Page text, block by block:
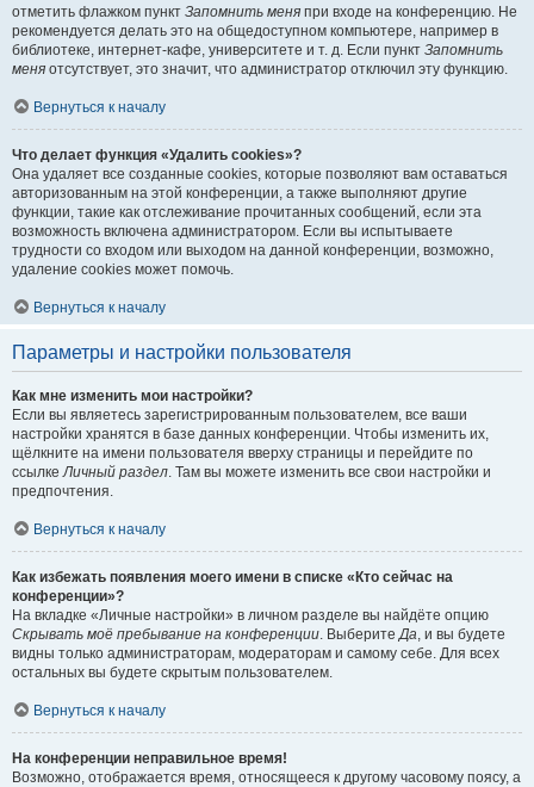
отметить флажком пункт Запомнить меня при входе на конференцию. Не
рекомендуется делать это на общедоступном компьютере, например в
библиотеке, интернет-кафе, университете и т. д. Если пункт Запомнить
меня отсутствует, это значит, что администратор отключил эту функцию.
Вернуться к началу
Что делает функция «Удалить cookies»?
Она удаляет все созданные cookies, которые позволяют вам оставаться
авторизованным на этой конференции, а также выполняют другие
функции, такие как отслеживание прочитанных сообщений, если эта
возможность включена администратором. Если вы испытываете
трудности со входом или выходом на данной конференции, возможно,
удаление cookies может помочь.
Вернуться к началу
Параметры и настройки пользователя
Как мне изменить мои настройки?
Если вы являетесь зарегистрированным пользователем, все ваши
настройки хранятся в базе данных конференции. Чтобы изменить их,
щёлкните на имени пользователя вверху страницы и перейдите по
ссылкеЛичный раздел. Там вы можете изменить все свои настройки и
предпочтения.
Вернуться к началу
Как избежать появления моего имени в списке «Кто сейчас на
конференции»?
На вкладке «Личные настройки» в личном разделе вы найдёте опцию
Скрывать моё пребывание на конференции. ВыберитеДа, и вы будете
видны только администраторам, модераторам и самому себе. Для всех
остальных вы будете скрытым пользователем.
Вернуться к началу
На конференции неправильное время!
Возможно, отображается время, относящееся к другому часовому поясу, а